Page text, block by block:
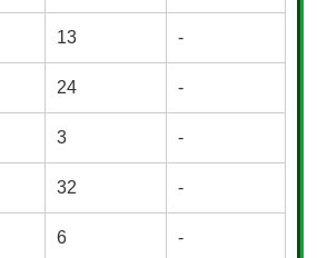
13 -
24 -
3 -
32 -
6 -